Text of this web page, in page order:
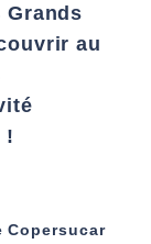
Grands
au
!
Copersucar